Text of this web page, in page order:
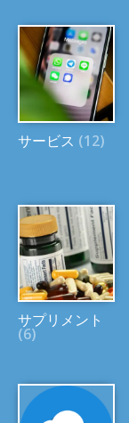
サービス (12)
サプリメント
(6)